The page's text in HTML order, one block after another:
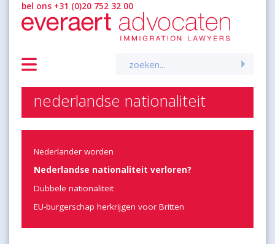
bel ons +31 (0)20 752 32 00
Zoeken
nederlandse nationaliteit
Nederlander worden
Nederlandse nationaliteit verloren?
Dubbele nationaliteit
EU-burgerschap herkrijgen voor Britten